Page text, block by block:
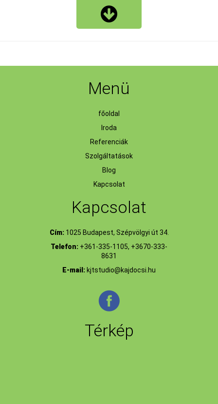
Menü
főoldal
Iroda
Referenciák
Szolgáltatások
Blog
Kapcsolat
Kapcsolat
Cím:1025 Budapest, Szépvölgyi út 34.
Telefon: +361-335-1105, +3670-333-
8631
E-mail: kjtstudio@kajdocsi.hu
Térkép